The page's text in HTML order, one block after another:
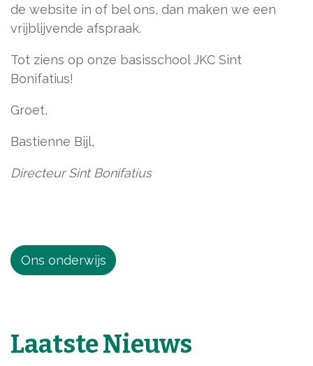
de website in of bel ons, dan maken we een
vrijblijvende afspraak.
Tot ziens op onze basisschool JKC Sint
Bonifatius!
Groet,
Bastienne Bijl,
Directeur Sint Bonifatius
Ons onderwijs
Laatste Nieuws